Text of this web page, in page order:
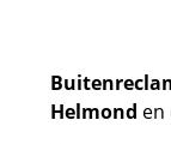
Helmond en